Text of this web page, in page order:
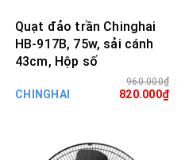
Quạt đảo trần Chinghai
HB-917B, 75w, sải cánh
43cm, Hộp số
CHINGHAI
960.000₫
820.000₫